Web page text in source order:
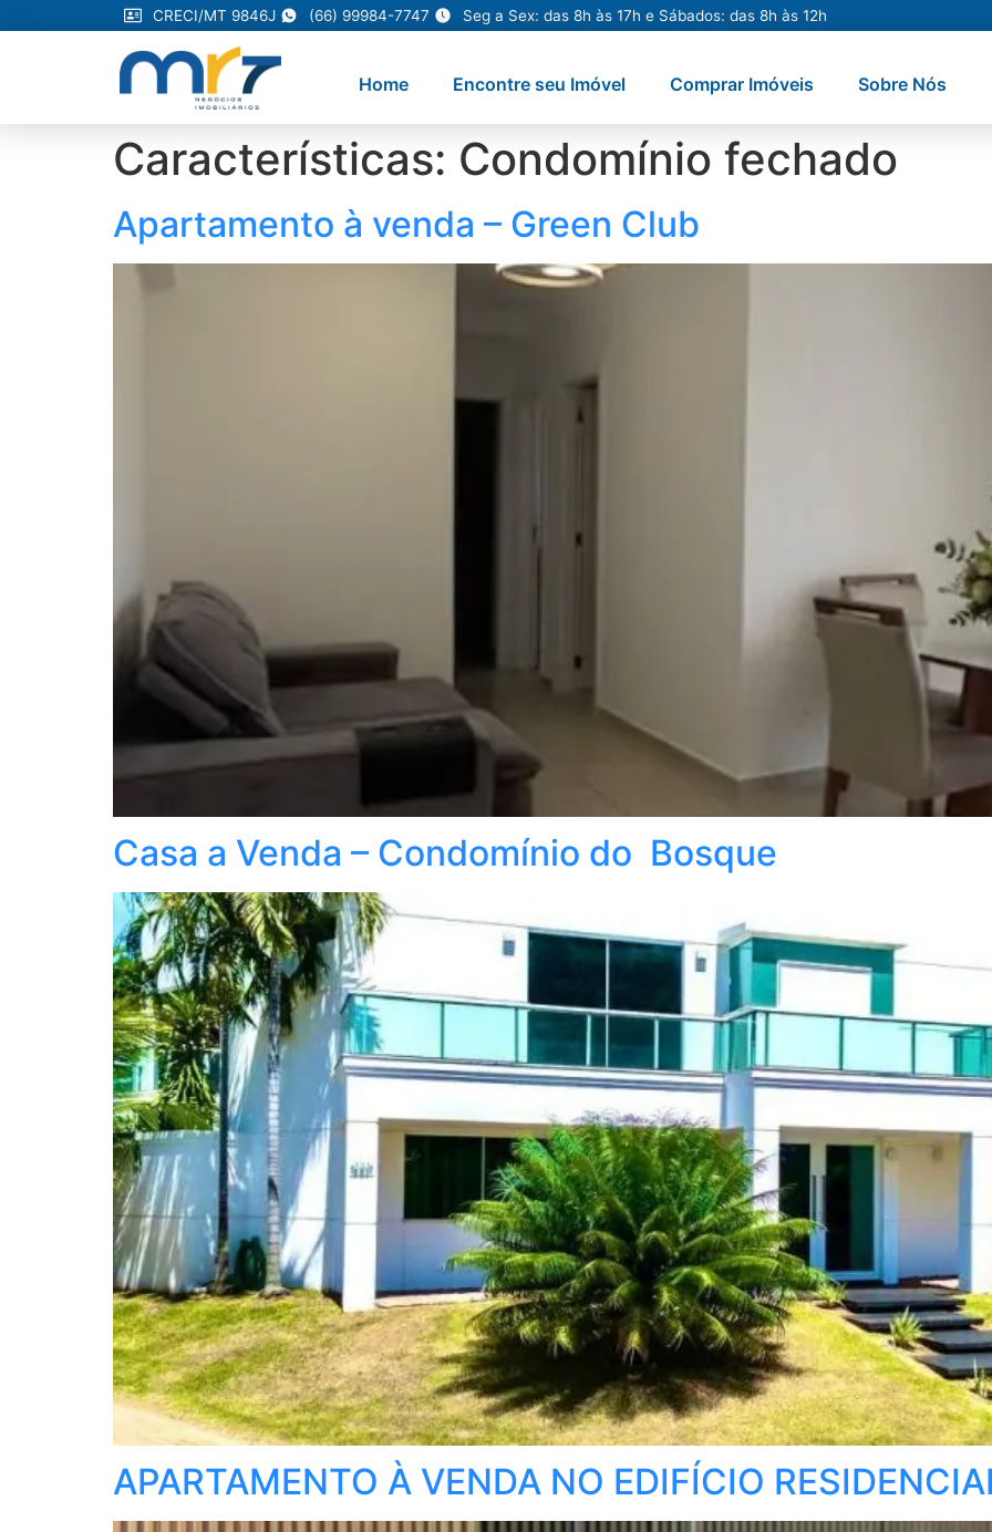
CRECI/MT 9846J (66) 99984-7747 Seg a Sex: das 8h às 17h e Sábados: das 8h às 12h
Home Encontre seu Imóvel Comprar Imóveis Sobre Nós
Características: Condomínio fechado
Apartamento à venda – Green Club
Casa a Venda – Condomínio do Bosque
APARTAMENTO À VENDA NO EDIFÍCIO